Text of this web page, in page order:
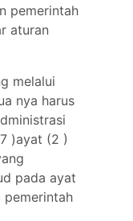
pemerintah
aturan
melalui
nya harus
)ayat (2 )
pada ayat
pemerintah